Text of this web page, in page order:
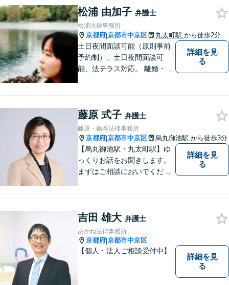
介できます。
松浦 由加子 弁護士
松浦法律事務所
京都府|京都市中京区 丸太町駅 から徒歩2分
土日夜間面談可能（原則事前
予約制）、土日夜間面談可
能、法テラス対応。 離婚・借
問題・クレーマー対応など事
業者様にも広く対応しており
ます。お気軽にご相談くださ
い。
詳細を見
る
藤原 式子 弁護士
藤原・橋本法律事務所
京都府|京都市中京区 烏丸御池駅 から徒歩3分
【烏丸御池駅・丸太町駅】ゆ
っくりお話をお聞きします。
まずはご相談においでくださ
詳細を見
る
吉田 雄大 弁護士
あかね法律事務所
京都府|京都市中京区
【個人・法人ご相談受付中】
詳細を見
る